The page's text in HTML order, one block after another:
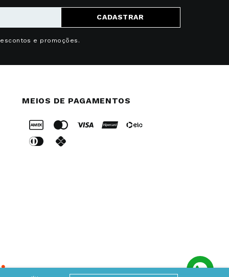
CADASTRAR
e promoções.
MEIOS DE PAGAMENTOS